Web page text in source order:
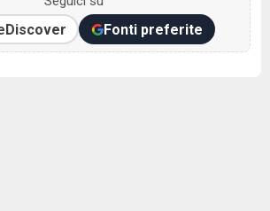
Discover Fonti preferite